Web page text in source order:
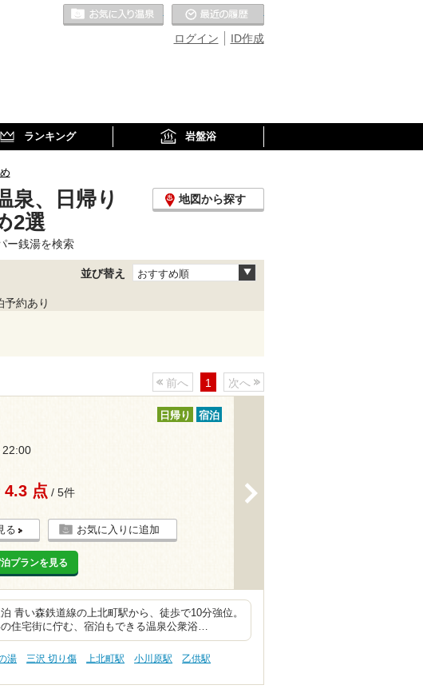
ID作成
ログイン
お気に入りの温泉
ランキング 岩盤浴
泉、日帰り
2選
地図から探す
ー銭湯を検索
並び替え おすすめ順
予約あり
前へ 1 次へ
日帰り 宿泊
22:00
4.3 点 / 5件
る お気に入りに追加
プランを見る
青い森鉄道線の上北町駅から、徒歩で10分強位。
住宅街に佇む、宿泊もできる温泉公衆浴…
湯 三沢 切り傷 上北町駅 小川原駅
乙供駅